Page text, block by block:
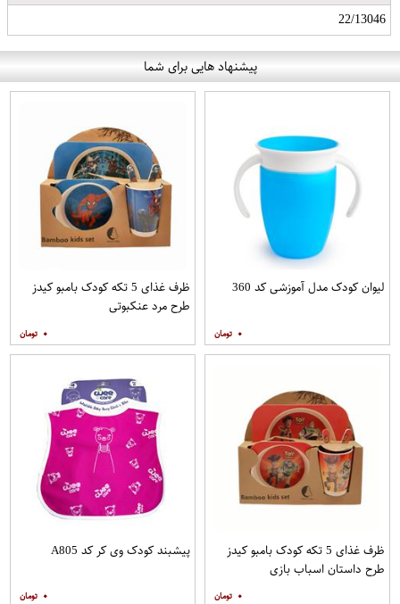
22/13046
پیشنهاد هایی برای شما
لیوان کودک مدل آموزشی کد 360
۰
ظرف غذای 5 تکه کودک بامبو کیدز
طرح مرد عنکبوتی
۰
ظرف غذای 5 تکه کودک بامبو کیدز
طرح داستان اسباب بازی
۰
پیشبند کودک وی کر کد A805
۰